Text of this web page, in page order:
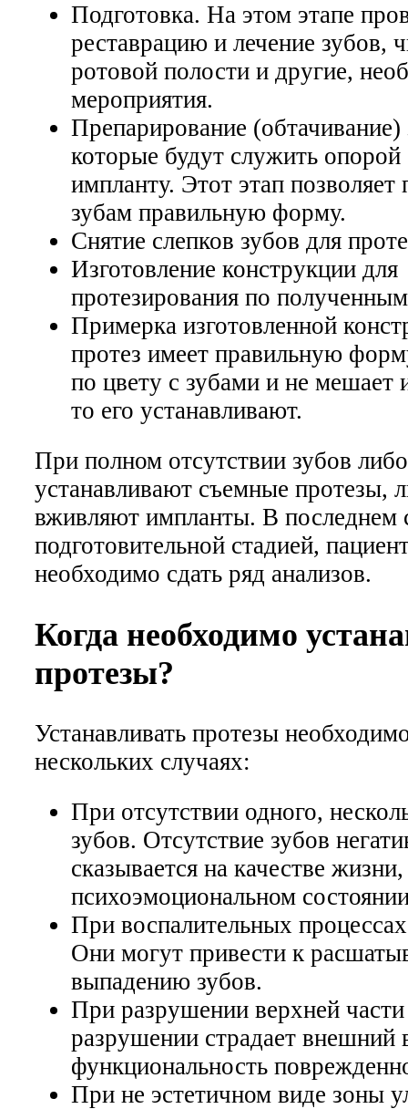
Подготовка. На этом этапе
реставрацию и лечение зубов,
ротовой полости и другие,
мероприятия.
Препарирование (обтачивание)
которые будут служить
импланту. Этот этап позволяет
зубам правильную форму.
Снятие слепков зубов для
Изготовление конструкции для
протезирования по
Примерка изготовленной
протез имеет правильную
по цвету с зубами и не
то его устанавливают.
При полном отсутствии зубов либо
устанавливают съемные протезы,
вживляют импланты. В последнем
подготовительной стадией,
необходимо сдать ряд анализов.
Когда необходимо
протезы?
Устанавливать протезы
нескольких случаях:
При отсутствии одного,
зубов. Отсутствие зубов
сказывается на качестве жизни,
психоэмоциональном
При воспалительных
Они могут привести к
выпадению зубов.
При разрушении верхней
разрушении страдает внешний
функциональность
При не эстетичном виде зоны